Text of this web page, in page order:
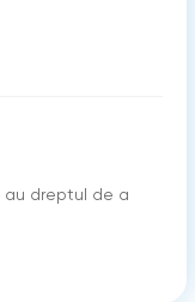
au dreptul de a